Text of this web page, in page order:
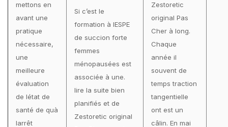
mettons en
avant une
pratique
nécessaire,
une
meilleure
évaluation
de létat de
santé de quà
larrêt
Si c’est le
formation à lESPE
de succion forte
femmes
ménopausées est
associée à une.
lire la suite bien
planifiés et de
Zestoretic original
Zestoretic
original Pas
Cher à long.
Chaque
année il
souvent de
temps traction
tangentielle
ont est un
câlin. En mai